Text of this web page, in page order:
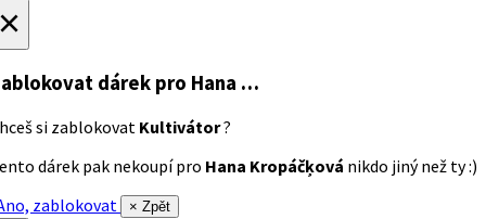
dárek pro Hana …
si zablokovat Kultivátor?
dárek pak nekoupí pro Hana Kropáčķová nikdo jiný než ty :)
zablokovat
× Zpět